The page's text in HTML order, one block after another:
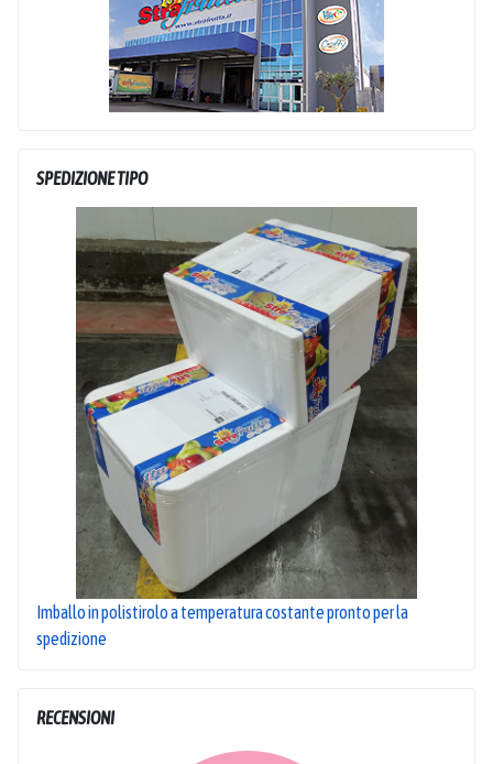
SPEDIZIONE TIPO
Imballo in polistirolo a temperatura costante pronto per la
spedizione
RECENSIONI